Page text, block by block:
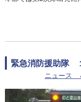
緊急消防援助隊
ニュース